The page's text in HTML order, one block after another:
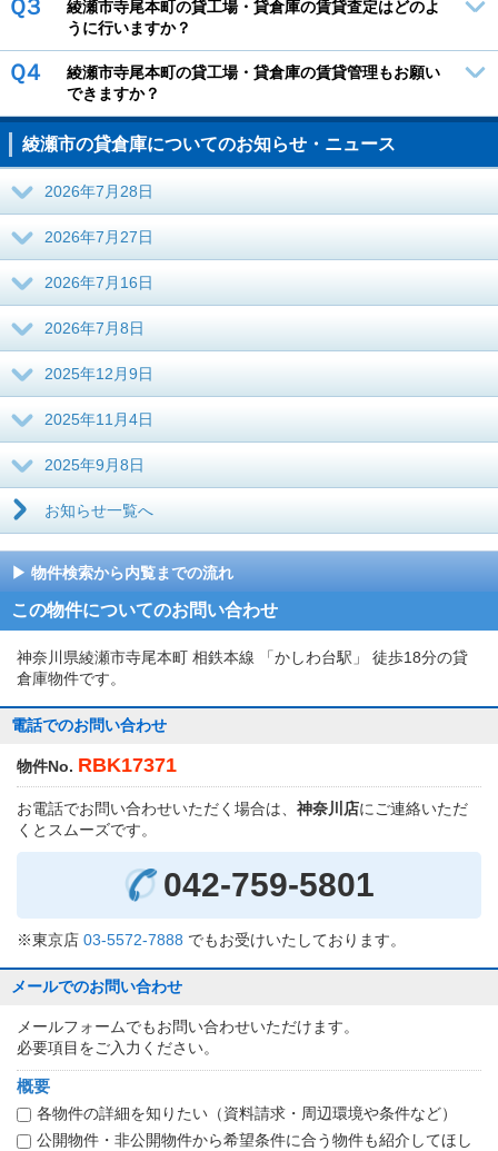
Ｑ３
綾瀬市寺尾本町の貸工場・貸倉庫の賃貸査定はどのよ
うに行いますか？
Ｑ４
綾瀬市寺尾本町の貸工場・貸倉庫の賃貸管理もお願い
できますか？
綾瀬市の貸倉庫についてのお知らせ・ニュース
2026年7月28日
2026年7月27日
2026年7月16日
2026年7月8日
2025年12月9日
2025年11月4日
2025年9月8日
お知らせ一覧へ
物件検索から内覧までの流れ
この物件についてのお問い合わせ
神奈川県綾瀬市寺尾本町 相鉄本線 「かしわ台駅」 徒歩18分の貸
倉庫物件です。
電話でのお問い合わせ
物件No. RBK17371
お電話でお問い合わせいただく場合は、 神奈川店にご連絡いただ
くとスムーズです。
042-759-5801
※東京店 03-5572-7888 でもお受けいたしております。
メールでのお問い合わせ
メールフォームでもお問い合わせいただけます。
必要項目をご入力ください。
概要
各物件の詳細を知りたい（資料請求・周辺環境や条件など）
公開物件・非公開物件から希望条件に合う物件も紹介してほし